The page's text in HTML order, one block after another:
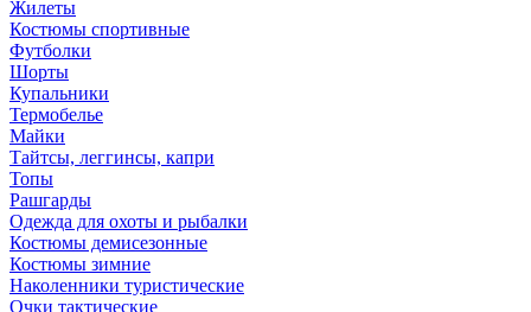
Жилеты
Костюмы спортивные
Футболки
Шорты
Купальники
Термобелье
Майки
Тайтсы, леггинсы, капри
Топы
Рашгарды
Одежда для охоты и рыбалки
Костюмы демисезонные
Костюмы зимние
Наколенники туристические
Очки тактические